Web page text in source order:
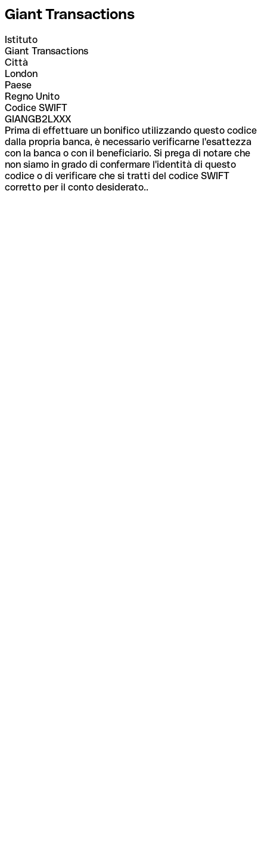
Giant Transactions
Istituto
Giant Transactions
Città
London
Paese
Regno Unito
Codice SWIFT
GIANGB2LXXX
Prima di effettuare un bonifico utilizzando questo codice
dalla propria banca, è necessario verificarne l'esattezza
con la banca o con il beneficiario. Si prega di notare che
non siamo in grado di confermare l'identità di questo
codice o di verificare che si tratti del codice SWIFT
corretto per il conto desiderato..